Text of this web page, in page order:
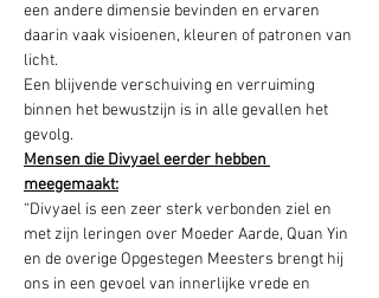
een andere dimensie bevinden en ervaren
daarin vaak visioenen, kleuren of patronen van
licht.
Een blijvende verschuiving en verruiming
binnen het bewustzijn is in alle gevallen het
gevolg.
Mensen die Divyael eerder hebben
meegemaakt:
“Divyael is een zeer sterk verbonden ziel en
met zijn leringen over Moeder Aarde, Quan Yin
en de overige Opgestegen Meesters brengt hij
ons in een gevoel van innerlijke vrede en